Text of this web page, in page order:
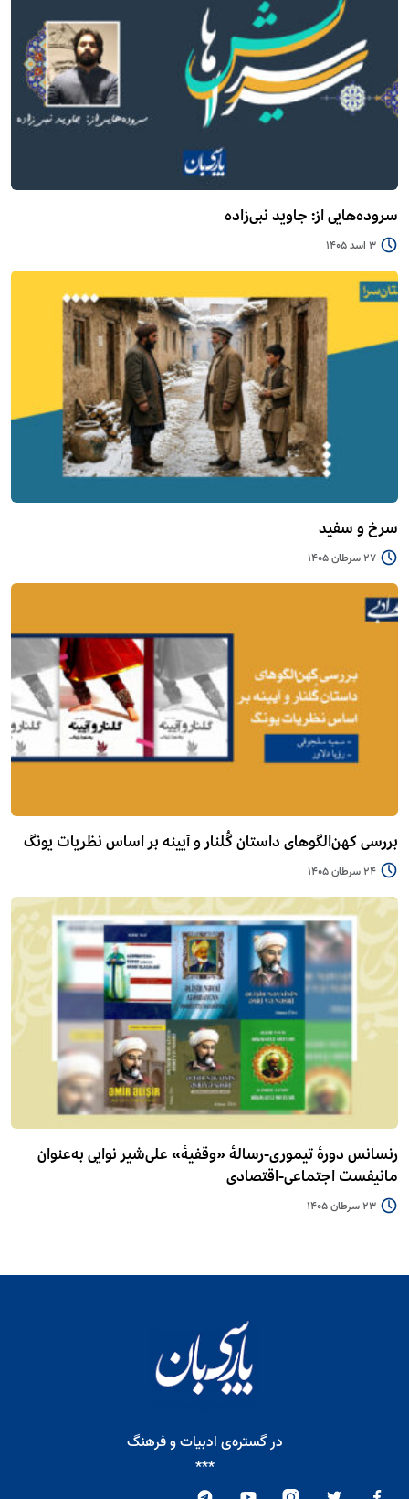
سروده‌هایی از: جاوید نبی‌زاده
3 اسد 1405
سرخ و سفید
27 سرطان 1405
بررسی کهن‌الگوهای داستان گُلنار و آیینه بر اساس نظریات یونگ
24 سرطان 1405
رنسانس دورۀ تیموری-رسالۀ «وقفیۀ» علی‌شیر نوایی به‌عنوان
مانیفست اجتماعی-اقتصادی
23 سرطان 1405
در گستره‌ی ادبیات و فرهنگ
***